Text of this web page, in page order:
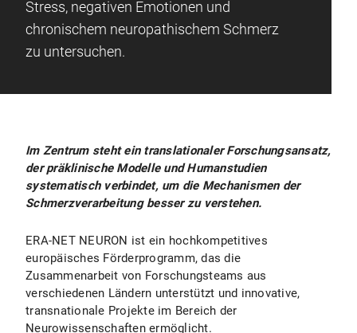
Stress, negativen Emotionen und
chronischem neuropathischem Schmerz
zu untersuchen.
Im Zentrum steht ein translationaler Forschungsansatz,
der präklinische Modelle und Humanstudien
systematisch verbindet, um die Mechanismen der
Schmerzverarbeitung besser zu verstehen.
ERA-NET NEURON ist ein hochkompetitives
europäisches Förderprogramm, das die
Zusammenarbeit von Forschungsteams aus
verschiedenen Ländern unterstützt und innovative,
transnationale Projekte im Bereich der
Neurowissenschaften ermöglicht.